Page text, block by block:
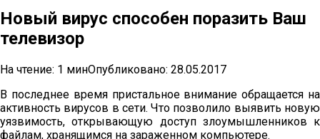
Новый вирус способен поразить Ваш
телевизор
На чтение: 1 минОпубликовано: 28.05.2017
В последнее время пристальное внимание обращается на
активность вирусов в сети. Что позволило выявить новую
уязвимость, открывающую доступ злоумышленников к
файлам, хранящимся на зараженном компьютере.